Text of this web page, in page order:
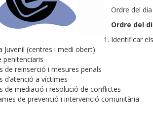
Ordre del dia
Ordre del
Identificar
Juvenil (centres i medi obert)
penitenciaris
de reinserció i mesures penals
d’atenció a víctimes
de mediació i resolució de conflictes
de prevenció i intervenció comunitària